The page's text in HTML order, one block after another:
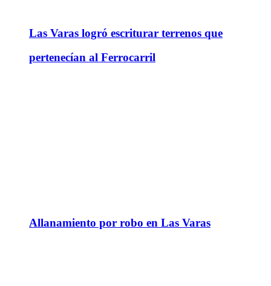
Las Varas logró escriturar terrenos que
pertenecían al Ferrocarril
Allanamiento por robo en Las Varas